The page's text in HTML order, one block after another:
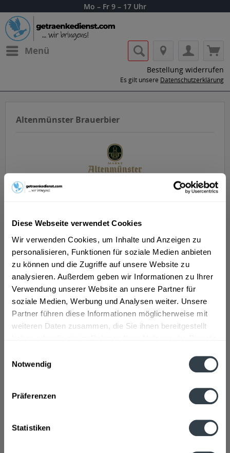
Diese Webseite verwendet Cookies
Wir verwenden Cookies, um Inhalte und Anzeigen zu
personalisieren, Funktionen für soziale Medien anbieten
zu können und die Zugriffe auf unsere Website zu
analysieren. Außerdem geben wir Informationen zu Ihrer
Verwendung unserer Website an unsere Partner für
soziale Medien, Werbung und Analysen weiter. Unsere
Partner führen diese Informationen möglicherweise mit
weiteren Daten zusammen, die Sie ihnen bereitgestellt
Notwendig
Präferenzen
Statistiken
Mo – Fr 9 – 17 Uhr
Menü
Bestellung widerrufen
Es gilt unsere Datenschutzerklärung
Altenmünster Brauerbier
liefern.
Die Idee hinter der Marke Altenmünster Brauer Bier ist
es ganz besondere Biere zu brauen. Von Beginn an sind
die Biere eigenständige Kreationen, die sich bereits
durch ihre anderslautende Sortenbezeichnung deutlich
von anderen Biermarken unterscheiden. Altenmünster
Brauer Bier war eine der ersten Bügelbierspezialitäten
im deutschen Biermarkt und gilt somit als Pionier unter
den Bügelbieren.Altenmünster hat vier verschiedene
Reliefflaschen gefüllt und sind in Kästen mit 16 Flaschen